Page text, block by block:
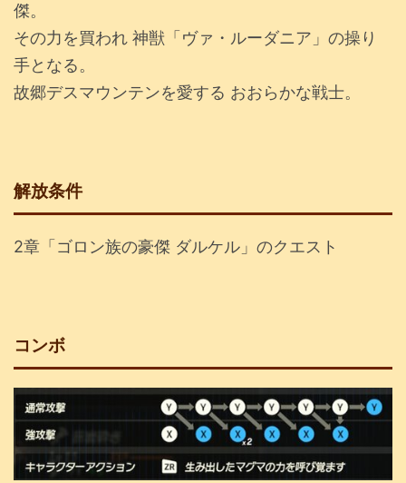
傑。
その力を買われ 神獣「ヴァ・ルーダニア」の操り
手となる。
故郷デスマウンテンを愛する おおらかな戦士。
解放条件
2章「ゴロン族の豪傑 ダルケル」のクエスト
コンボ